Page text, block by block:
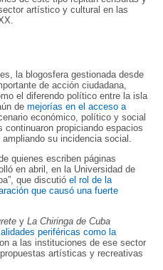
artístico y cultural en las
la blogosfera gestionada desde
de acción ciudadana,
el diferendo político entre la isla
demejorías en el acceso a
económico, político y social
propiciando espacios
su incidencia social.
quienes escriben páginas
en abril, en la Universidad de
que discutióel rol de la
que causó una fuerte
yLa Chiringa de Cuba
periféricas como la
a las instituciones de ese sector
artísticas y recreativas